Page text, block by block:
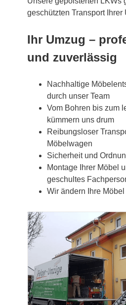
geschützten Transport Ihrer
Ihr Umzug –
und zuverlässig
Nachhaltige
durch unser Team
Vom Bohren bis zum
kümmern uns drum
Reibungsloser
Möbelwagen
Sicherheit und
Montage Ihrer Möbel
geschultes
Wir ändern Ihre